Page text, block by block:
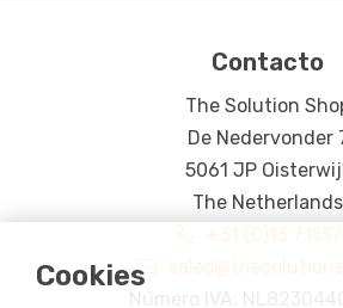
Cookies
Contacto
The Solution
De Nedervonder
5061 JP
The Netherlands